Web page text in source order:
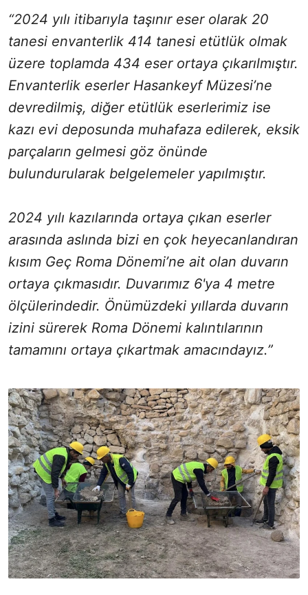
“2024 yılı itibarıyla taşınır eser olarak 20
tanesi envanterlik 414 tanesi etütlük olmak
üzere toplamda 434 eser ortaya çıkarılmıştır.
Envanterlik eserler Hasankeyf Müzesi’ne
devredilmiş, diğer etütlük eserlerimiz ise
kazı evi deposunda muhafaza edilerek, eksik
parçaların gelmesi göz önünde
bulundurularak belgelemeler yapılmıştır.
2024 yılı kazılarında ortaya çıkan eserler
arasında aslında bizi en çok heyecanlandıran
kısım Geç Roma Dönemi’ne ait olan duvarın
ortaya çıkmasıdır. Duvarımız 6'ya 4 metre
ölçülerindedir. Önümüzdeki yıllarda duvarın
izini sürerek Roma Dönemi kalıntılarının
tamamını ortaya çıkartmak amacındayız.”